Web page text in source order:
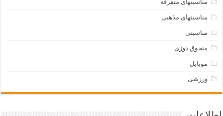
مناسبتهای متفرقه
مناسبتهای مذهبی
مناسبتی
منجوق دوزی
موبایل
ورزشی